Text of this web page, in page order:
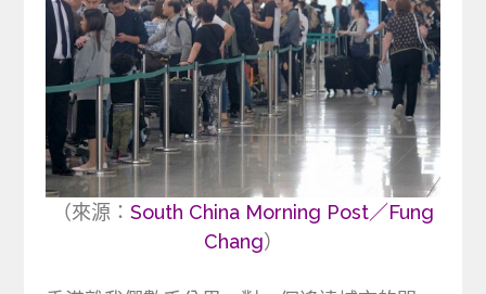
（來源： South China Morning Post／Fung
Chang）